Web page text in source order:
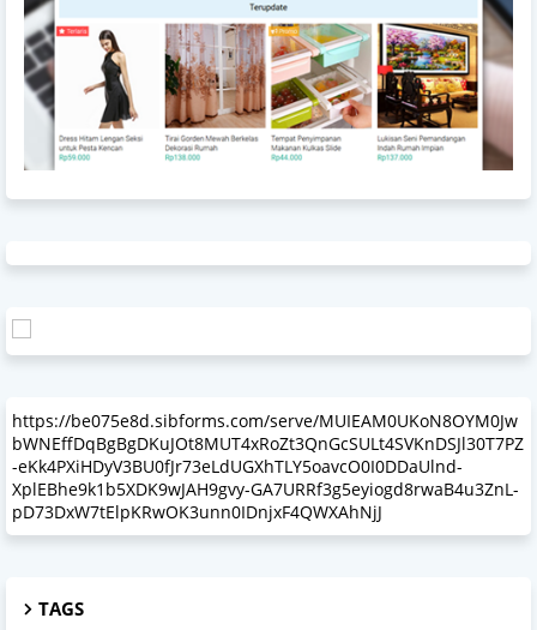
https://be075e8d.sibforms.com/serve/MUIEAM0UKoN8OYM0Jw
bWNEffDqBgBgDKuJOt8MUT4xRoZt3QnGcSULt4SVKnDSJl30T7PZ
-eKk4PXiHDyV3BU0fJr73eLdUGXhTLY5oavcO0I0DDaUlnd-
XplEBhe9k1b5XDK9wJAH9gvy-GA7URRf3g5eyiogd8rwaB4u3ZnL-
pD73DxW7tElpKRwOK3unn0IDnjxF4QWXAhNjJ
TAGS